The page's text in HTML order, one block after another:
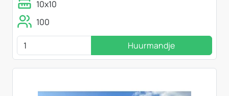
10x10
100
Huurmandje